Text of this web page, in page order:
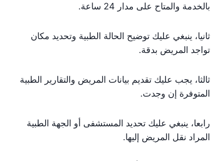
بالخدمة والمتاح على مدار 24 ساعة.
ثانيا، ينبغي عليك توضيح الحالة الطبية وتحديد مكان
تواجد المريض بدقة.
ثالثا، يجب عليك تقديم بيانات المريض والتقارير الطبية
المتوفرة إن وجدت.
رابعا، ينبغي عليك تحديد المستشفى أو الجهة الطبية
المراد نقل المريض إليها.